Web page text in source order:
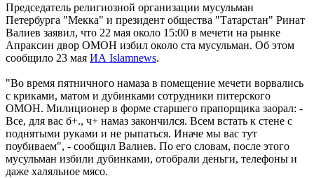
Председатель религиозной организации мусульман
Петербурга "Мекка" и президент общества "Татарстан" Ринат
Валиев заявил, что 22 мая около 15:00 в мечети на рынке
Апраксин двор ОМОН избил около ста мусульман. Об этом
сообщило 23 мая ИА Islamnews.
"Во время пятничного намаза в помещение мечети ворвались
с криками, матом и дубинками сотрудники питерского
ОМОН. Милиционер в форме старшего прапорщика заорал: -
Все, для вас б+., ч+ намаз закончился. Всем встать к стене с
поднятыми руками и не рыпаться. Иначе мы вас тут
поубиваем", - сообщил Валиев. По его словам, после этого
мусульман избили дубинками, отобрали деньги, телефоны и
даже халяльное мясо.